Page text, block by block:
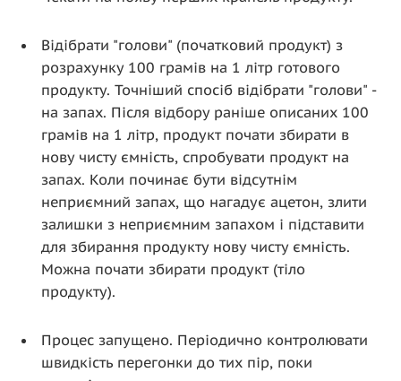
Відібрати "голови" (початковий продукт) з
розрахунку 100 грамів на 1 літр готового
продукту. Точніший спосіб відібрати "голови" -
на запах. Після відбору раніше описаних 100
грамів на 1 літр, продукт почати збирати в
нову чисту ємність, спробувати продукт на
запах. Коли починає бути відсутнім
неприємний запах, що нагадує ацетон, злити
залишки з неприємним запахом і підставити
для збирання продукту нову чисту ємність.
Можна почати збирати продукт (тіло
продукту).
Процес запущено. Періодично контролювати
швидкість перегонки до тих пір, поки